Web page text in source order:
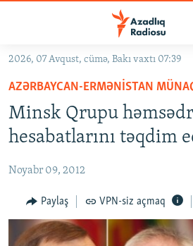
Əsas
qayıt
Əsas
naviqasiyaya
qayıt
Axtarışa
#İZAHLA
KORRUPSIOMETR
FƏRQƏ BAX
QANUNI DOĞRU
ARAŞDIRMA
2026, 07 Avqust, cümə, Bakı vaxtı 07:39
AZƏRBAYCAN-ERMƏNISTAN
Minsk Qrupu
hesabatlarını təqdim
Noyabr 09, 2012
Paylaş VPN-siz açmaq